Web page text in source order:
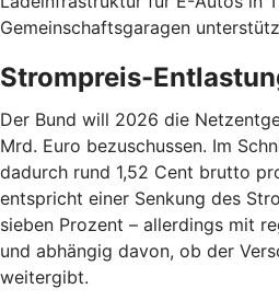
Gemeinschaftsgaragen
Strompreis-
Der Bund will 2026 die
Mrd. Euro bezuschussen. Im
dadurch rund 1,52 Cent brutto
entspricht einer Senkung des
sieben Prozent – allerdings mit
und abhängig davon, ob der
weitergibt.